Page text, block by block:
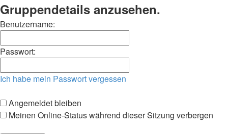
Gruppendetails anzusehen.
Benutzername:
Passwort:
Ich habe mein Passwort vergessen
Angemeldet bleiben
Meinen Online-Status während dieser Sitzung verbergen